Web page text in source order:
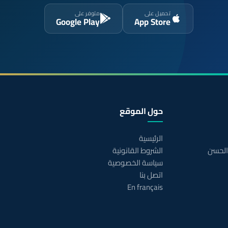
تحميل على
App Store
متوفر على
Google Play
حول الموقع
الرئيسية
الشروط القانونية
سياسة الخصوصية
اتصل بنا
En français